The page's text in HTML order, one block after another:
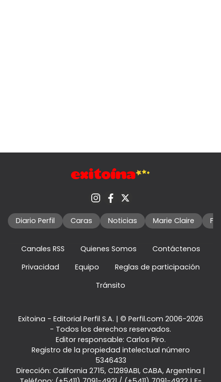
Diario Perfil Caras Noticias Marie Claire
Canales RSS Quienes Somos
Contáctenos
Privacidad
Equipo
Reglas de participación
Tránsito
Exitoina - Editorial Perfil S.A. | © Perfil.com 2006-2026
- Todos los derechos reservados.
Editor responsable: Carlos Piro.
Registro de la propiedad intelectual número
5346433
Dirección: California 2715, C1289ABI, CABA, Argentina |